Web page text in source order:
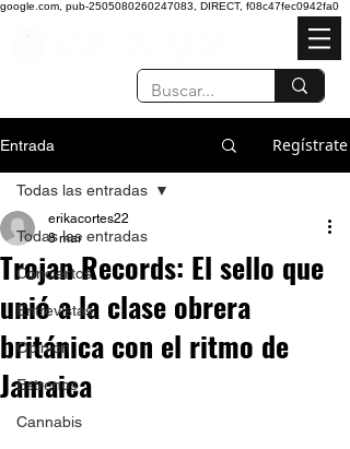
google.com, pub-2505080260247083, DIRECT, f08c47fec0942fa0
Entrada Regístrate
Todas las entradas
Conciertos
Entrevistas
Opinión
Estrenos
Cannabis
Todas las entradas
Trojan Records: El sello que
unió a la clase obrera
británica con el ritmo de
Jamaica
erikacortes22
8 mar